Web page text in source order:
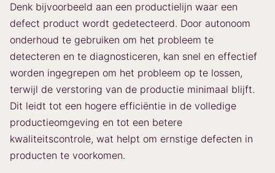
Denk bijvoorbeeld aan een productielijn waar een
defect product wordt gedetecteerd. Door autonoom
onderhoud te gebruiken om het probleem te
detecteren en te diagnosticeren, kan snel en effectief
worden ingegrepen om het probleem op te lossen,
terwijl de verstoring van de productie minimaal blijft.
Dit leidt tot een hogere efficiëntie in de volledige
productieomgeving en tot een betere
kwaliteitscontrole, wat helpt om ernstige defecten in
producten te voorkomen.